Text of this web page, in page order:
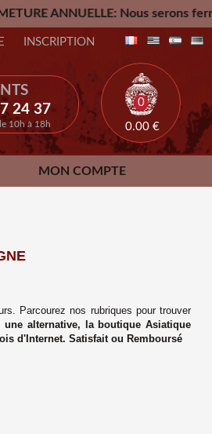
Nous serons fermés du
24 37
10h à 18h
INSCRIPTION
0
0.00 €
MON COMPTE
Parcourez nos rubriques pour trouver
alternative, la boutique Asiatique
d'Internet. Satisfait ou Remboursé